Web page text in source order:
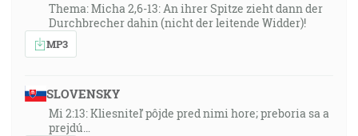
Thema: Micha 2,6-13: An ihrer Spitze zieht dann der
Durchbrecher dahin (nicht der leitende Widder)!
MP3
SLOVENSKY
Mi 2:13: Kliesniteľ pôjde pred nimi hore; preboria sa a
prejdú…